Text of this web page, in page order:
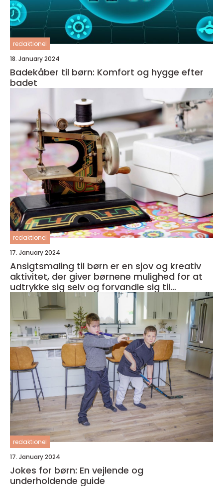
redaktionel
18. January 2024
Badekåber til børn: Komfort og hygge efter
badet
redaktionel
17. January 2024
Ansigtsmaling til børn er en sjov og kreativ
aktivitet, der giver børnene mulighed for at
udtrykke sig selv og forvandle sig til
fantasifulde væsner
redaktionel
17. January 2024
Jokes for børn: En vejlende og
underholdende guide